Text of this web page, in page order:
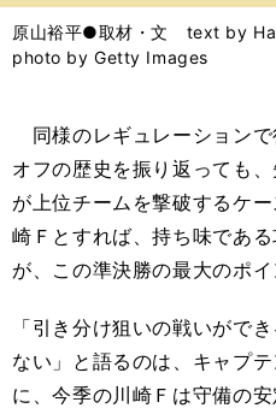
バ
原山裕平●取材・文 text by
photo by Getty Images
同様のレギュレーション
オフの歴史を振り返っても
が上位チームを撃破するケ
崎Ｆとすれば、持ち味であ
が、この準決勝の最大のポイ
「引き分け狙いの戦いがで
ない」と語るのは、キャプ
に、今季の川崎Ｆは守備の